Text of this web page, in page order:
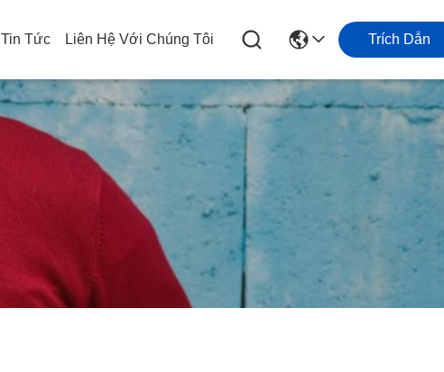
Tin Tức Liên Hệ Với Chúng Tôi Trích Dẫn